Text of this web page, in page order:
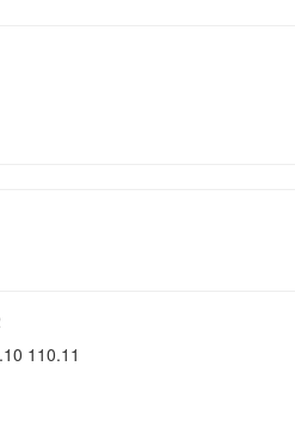
110.11